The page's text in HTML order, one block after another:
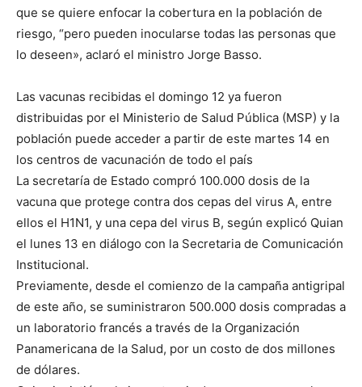
que se quiere enfocar la cobertura en la población de
riesgo, “pero pueden inocularse todas las personas que
lo deseen», aclaró el ministro Jorge Basso.
Las vacunas recibidas el domingo 12 ya fueron
distribuidas por el Ministerio de Salud Pública (MSP) y la
población puede acceder a partir de este martes 14 en
los centros de vacunación de todo el país
La secretaría de Estado compró 100.000 dosis de la
vacuna que protege contra dos cepas del virus A, entre
ellos el H1N1, y una cepa del virus B, según explicó Quian
el lunes 13 en diálogo con la Secretaria de Comunicación
Institucional.
Previamente, desde el comienzo de la campaña antigripal
de este año, se suministraron 500.000 dosis compradas a
un laboratorio francés a través de la Organización
Panamericana de la Salud, por un costo de dos millones
de dólares.